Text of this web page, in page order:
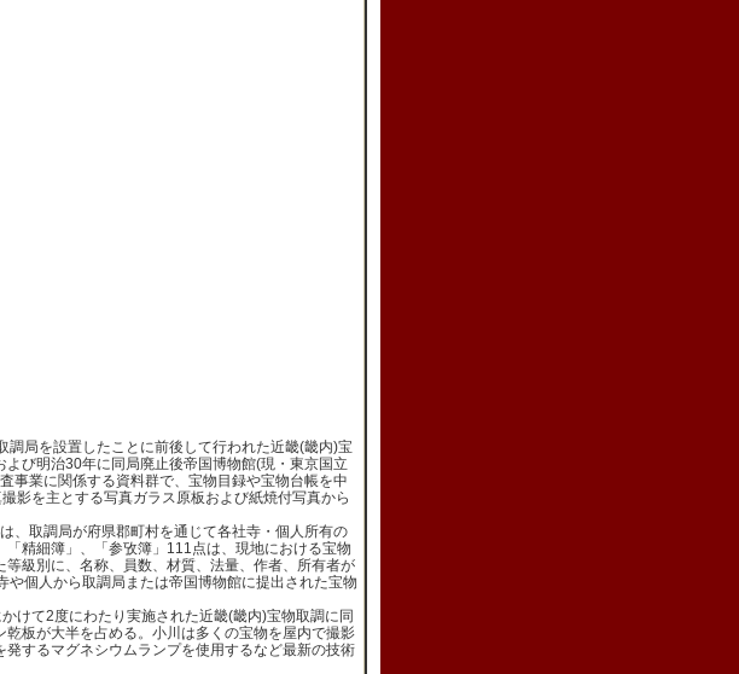
局を設置したことに前後して行われた近畿(畿内)宝
び明治30年に同局廃止後帝国博物館(現・東京国立
事業に関係する資料群で、宝物目録や宝物台帳を中
影を主とする写真ガラス原板および紙焼付写真から
取調局が府県郡町村を通じて各社寺・個人所有の
精細簿」、「参攷簿」111点は、現地における宝物
級別に、名称、員数、材質、法量、作者、所有者が
個人から取調局または帝国博物館に提出された宝物
けて2度にわたり実施された近畿(畿内)宝物取調に同
板が大半を占める。小川は多くの宝物を屋内で撮影
するマグネシウムランプを使用するなど最新の技術